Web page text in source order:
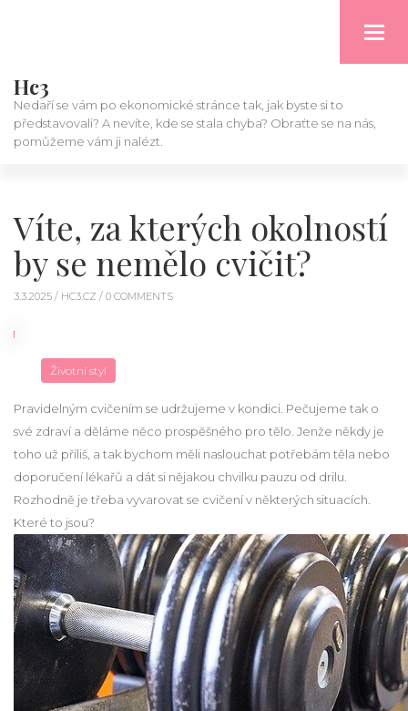
Hc3
Nedaří se vám po ekonomické stránce tak, jak byste si to
představovali? A nevíte, kde se stala chyba? Obraťte se na nás,
pomůžeme vám ji nalézt.
Víte, za kterých okolností
by se nemělo cvičit?
3.3.2025 / HC3.CZ / 0 COMMENTS
Životní styl
Pravidelným cvičením se udržujeme v kondici. Pečujeme tak o
své zdraví a děláme něco prospěšného pro tělo. Jenže někdy je
toho už příliš, a tak bychom měli naslouchat potřebám těla nebo
doporučení lékařů a dát si nějakou chvilku pauzu od drilu.
Rozhodně je třeba vyvarovat se cvičení v některých situacích.
Které to jsou?